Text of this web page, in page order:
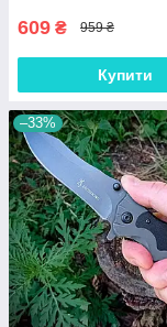
609 ₴ 959 ₴
Купити
–33%